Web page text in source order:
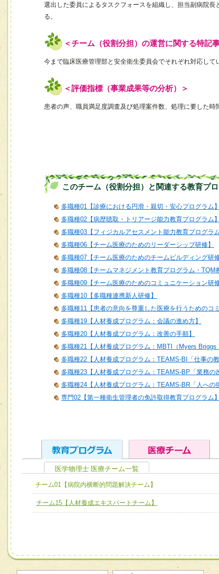
選出した委員によるタスクフォースを組織し、担当副病院
る。
＜チーム（役割分担）の運営に関する特記
今まで臨床医療管理部と安全衛生委員会でそれぞれ対応し
＜評価指標（事業成果等の分析）＞
患者の声、職員満足度調査及び処理案件数、処理に要した時
このチーム（役割分担）と関連する教育プ
多職種01【診療における円滑・親切・安心プログラム
多職種02【病歴聴取・トリアージ能力教育プログラム
多職種03【フィジカルアセスメント能力教育プログラ
多職種06【チーム医療のためのリーダーシップ研修】
多職種07【チーム医療のためのチームビルディング研
多職種08【チームマネジメント教育プログラム・TQM
多職種09【チーム医療のためのコミュニケーション研
多職種10【多職種連携新人研修】
多職種11【患者の意向を尊重した医療を行うためのコ
多職種19【人材養成プログラム：会議の進め方】
多職種20【人材養成プログラム：改善の手順】
多職種21【人材養成プログラム：MBTI（Myers
多職種22【人材養成プログラム：TEAMS-BI「仕事の
多職種23【人材養成プログラム：TEAMS-BP「業務の
多職種24【人材養成プログラム：TEAMS-BR「人への
専門02【第一種衛生管理者の免許取得教育プログラム
ユニット１ 医療人としての基礎能力
全人的医療を実践する医療人として、必要な基礎能力を身
ける
他職種の視点とスキルを学び、相互理解と連携を深める
チーム01【病院内横断的問題解決チーム】
チーム02【地域医療連携推進による高度医療を必要とする
チーム04【口腔ケアチーム】
医学物理士 医療チーム一覧
チーム01【病院内横断的問題解決チーム】
チーム15【人材養成エキスパートチーム】